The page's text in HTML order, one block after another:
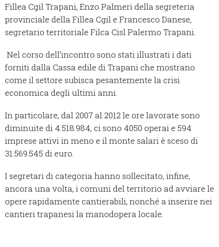
Fillea Cgil Trapani, Enzo Palmeri della segreteria
provinciale della Fillea Cgil e Francesco Danese,
segretario territoriale Filca Cisl Palermo Trapani.
Nel corso dell’incontro sono stati illustrati i dati
forniti dalla Cassa edile di Trapani che mostrano
come il settore subisca pesantemente la crisi
economica degli ultimi anni.
In particolare, dal 2007 al 2012 le ore lavorate sono
diminuite di 4.518.984, ci sono 4050 operai e 594
imprese attivi in meno e il monte salari è sceso di
31.569.545 di euro.
I segretari di categoria hanno sollecitato, infine,
ancora una volta, i comuni del territorio ad avviare le
opere rapidamente cantierabili, nonché a inserire nei
cantieri trapanesi la manodopera locale.